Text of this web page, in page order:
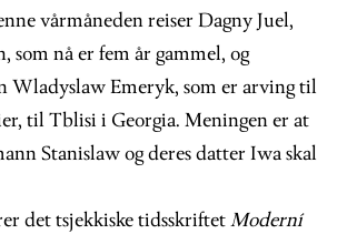
vårmåneden reiser Dagny Juel,
som nå er fem år gammel, og
Wladyslaw Emeryk, som er arving til
til Tblisi i Georgia. Meningen er at
Stanislaw og deres datter Iwa skal
det tsjekkiske tidsskriftet Moderní